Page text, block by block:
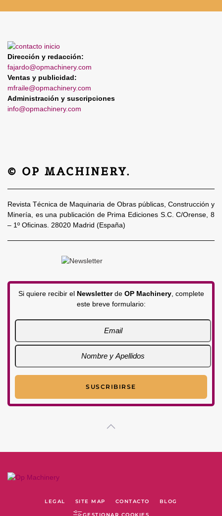
Dirección y redacción:
fajardo@opmachinery.com
Ventas y publicidad:
mfraile@opmachinery.com
Administración y suscripciones
info@opmachinery.com
© OP MACHINERY.
Revista Técnica de Maquinaria de Obras públicas, Construcción y
Minería, es una publicación de Prima Ediciones S.C. C/Orense, 8
– 1º Oficinas. 28020 Madrid (España)
Si quiere recibir el Newsletterde OP Machinery, complete
este breve formulario:
LEGAL SITE MAP CONTACTO BLOG